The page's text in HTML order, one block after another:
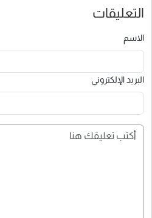
التعليقات
الاسم
البريد الإلكتروني